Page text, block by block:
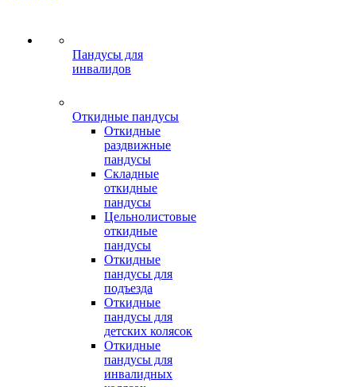
Пандусы для
инвалидов
Откидные пандусы
Откидные
раздвижные
пандусы
Складные
откидные
пандусы
Цельнолистовые
откидные
пандусы
Откидные
пандусы для
подъезда
Откидные
пандусы для
детских колясок
Откидные
пандусы для
инвалидных